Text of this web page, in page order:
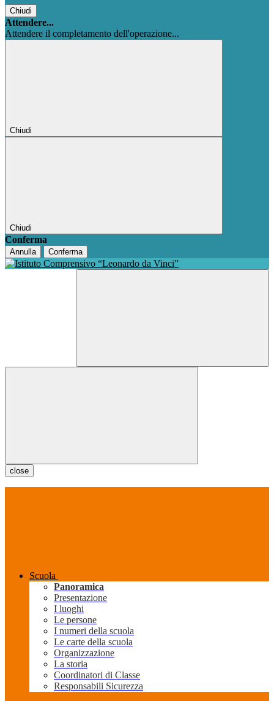
Chiudi
Attendere...
Attendere il completamento dell'operazione...
Chiudi
Chiudi
Conferma
Annulla Conferma
close
Scuola
Panoramica
Presentazione
I luoghi
Le persone
I numeri della scuola
Le carte della scuola
Organizzazione
La storia
Coordinatori di Classe
Responsabili Sicurezza